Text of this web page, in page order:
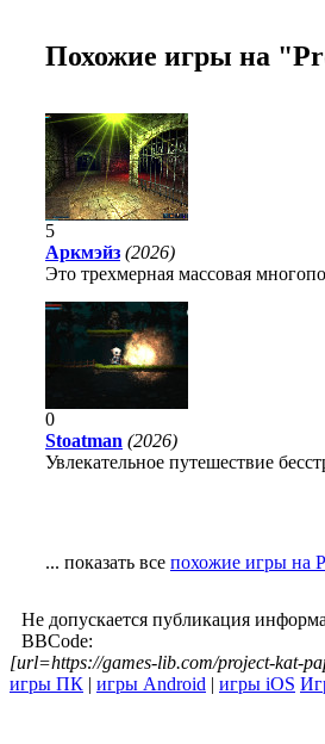
Похожие игры на
5
Аркмэйз (2026)
Это трехмерная массовая
0
Stoatman (2026)
Увлекательное путешествие
... показать все похожие игры на
Не допускается публикация
BBCode:
[url=https://games-lib.com/project-kat-
игры ПК | игры Android | игры iOS